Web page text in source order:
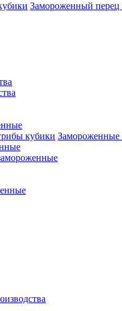
Замороженный перец
кубики